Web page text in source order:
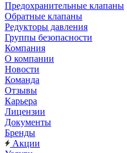
Предохранительные клапаны
Обратные клапаны
Редукторы давления
Группы безопасности
Компания
О компании
Новости
Команда
Отзывы
Карьера
Лицензии
Документы
Бренды
Акции